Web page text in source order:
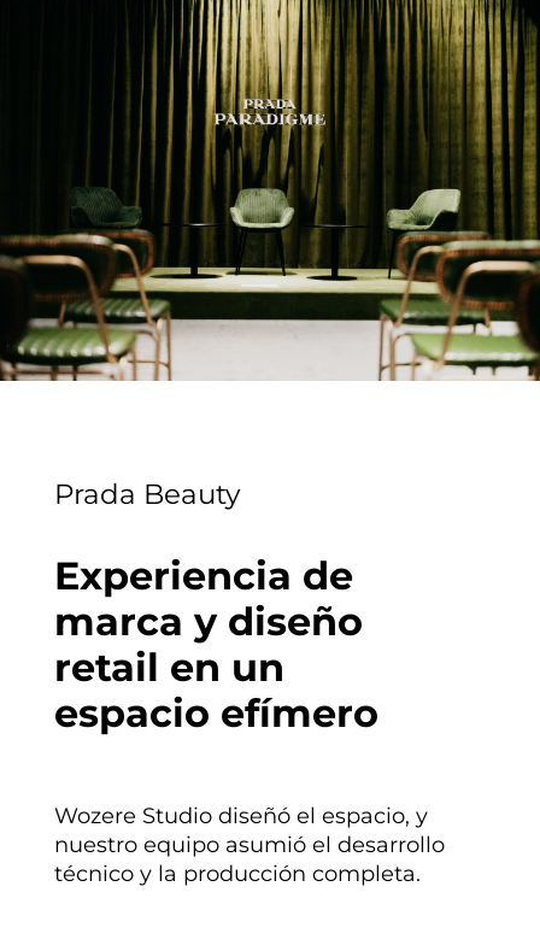
Prada Beauty
Experiencia de
marca y diseño
retail en un
espacio efímero
Wozere Studio diseñó el espacio, y
nuestro equipo asumió el desarrollo
técnico y la producción completa.